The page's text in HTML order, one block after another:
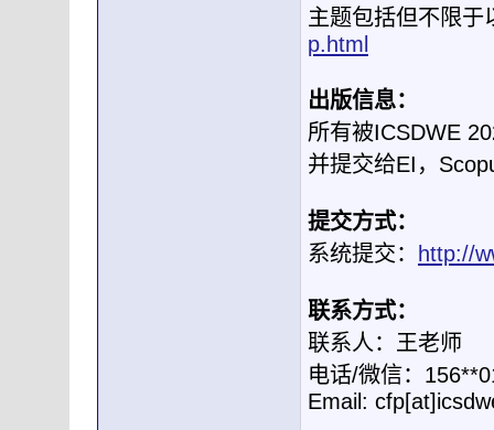
主题包括但不限于
p.html
出版信息：
所有被ICSDWE
并提交给EI，
提交方式：
系统提交：
http://
联系方式：
联系人：王老师
电话/微信：
Email: